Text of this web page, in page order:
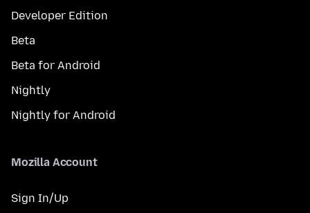
Developer Edition
Beta
Beta for Android
Nightly
Nightly for Android
Mozilla Account
Sign In/Up